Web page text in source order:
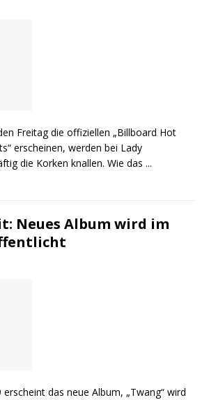
Freitag die offiziellen „Billboard Hot
erscheinen, werden bei Lady
die Korken knallen. Wie das ...
Neues Album wird im
das neue Album, „Twang“ wird